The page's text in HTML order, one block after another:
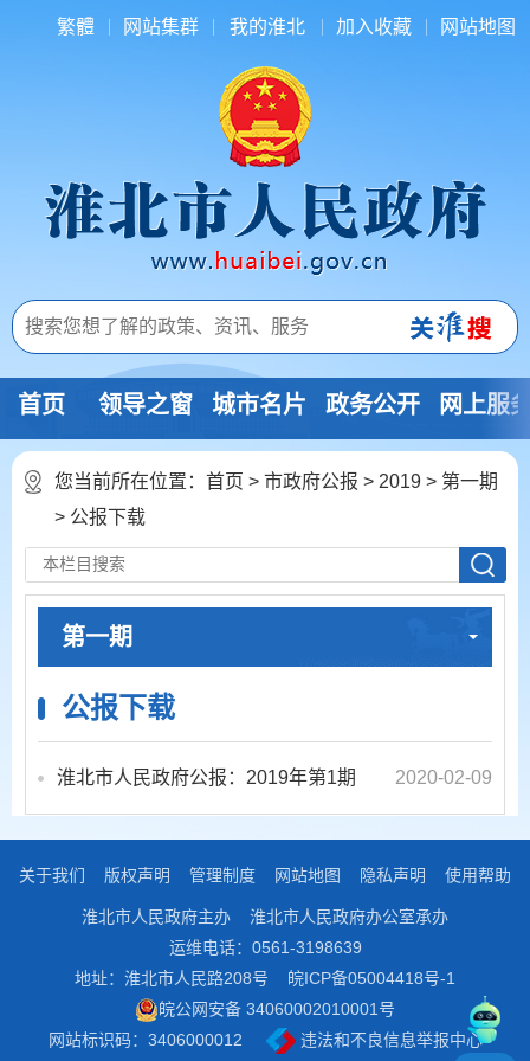
繁體 网站集群 我的淮北 加入收藏 网站地图
首页 领导之窗 城市名片 政务公开 网上服
您当前所在位置： 首页 > 市政府公报 > 2019 > 第一期
> 公报下载
第一期
公报下载
淮北市人民政府公报：2019年第1期 2020-02-09
关于我们 版权声明 管理制度 网站地图 隐私声明 使用帮助
淮北市人民政府主办
淮北市人民政府办公室承办
运维电话：0561-3198639
地址：淮北市人民路208号
皖ICP备05004418号-1
皖公网安备 34060002010001号
网站标识码：3406000012
违法和不良信息举报中心